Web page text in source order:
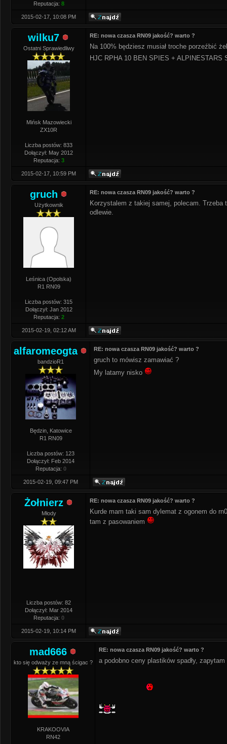
Reputacja: 8
2015-02-17, 10:08 PM
wilku7
Ostatni Sprawiedliwy
Mińsk Mazowiecki
ZX10R
Liczba postów: 833
Dołączył: May 2012
Reputacja: 3
RE: nowa czasza RN09 jakość? warto ?
Na 100% będziesz musiał troche porzeźbić
HJC RPHA 10 BEN SPIES +
2015-02-17, 10:59 PM
gruch
Użytkownik
Leśnica (Opolska)
R1 RN09
Liczba postów: 315
Dołączył: Jan 2012
Reputacja: 2
RE: nowa czasza RN09 jakość? warto ?
Korzystalem z takiej samej, polecam. Trzeba
odlewie.
2015-02-19, 02:12 AM
alfaromeogta
bandzioR1
Będzin, Katowice
R1 RN09
Liczba postów: 123
Dołączył: Feb 2014
Reputacja: 0
RE: nowa czasza RN09 jakość? warto ?
gruch to mówisz zamawiać ?
My latamy nisko
2015-02-19, 09:47 PM
Żołnierz
Młody
Liczba postów: 82
Dołączył: Mar 2014
Reputacja: 0
RE: nowa czasza RN09 jakość? warto ?
Kurde mam taki sam dylemat z ogonem do
tam z pasowaniem
2015-02-19, 10:14 PM
mad666
kto się odważy ze mną ścigac ?
KRAKOOVIA
RN42
RE: nowa czasza RN09 jakość? warto ?
a podobno ceny plastików spadły,